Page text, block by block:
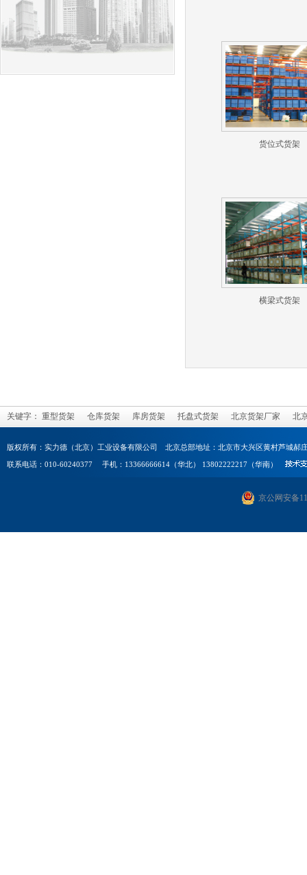
货位式货架
横梁式货架
关键字： 重型货架 仓库货架 库房货架 托盘式货架 北京货架厂家 北
版权所有：实力德（北京）工业设备有限公司 北京总部地址：北京市大兴区黄村芦城郝
联系电话：010-60240377 手机：13366666614（华北） 13802222217（华南）
京公网安备